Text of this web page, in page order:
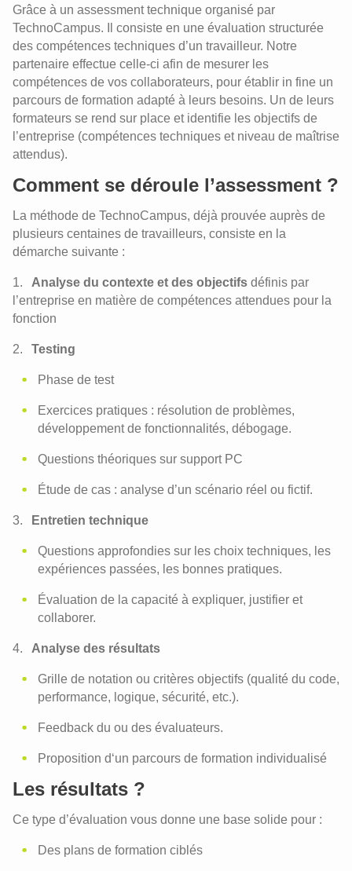
Grâce à un assessment technique organisé par
TechnoCampus. Il consiste en une évaluation structurée
des compétences techniques d’un travailleur. Notre
partenaire effectue celle-ci afin de mesurer les
compétences de vos collaborateurs, pour établir in fine un
parcours de formation adapté à leurs besoins. Un de leurs
formateurs se rend sur place et identifie les objectifs de
l’entreprise (compétences techniques et niveau de maîtrise
attendus).
Comment se déroule l’assessment ?
La méthode de TechnoCampus, déjà prouvée auprès de
plusieurs centaines de travailleurs, consiste en la
démarche suivante :
Analyse du contexte et des objectifs définis par
l’entreprise en matière de compétences attendues pour la
fonction
Testing
Phase de test
Exercices pratiques : résolution de problèmes,
développement de fonctionnalités, débogage.
Questions théoriques sur support PC
Étude de cas : analyse d’un scénario réel ou fictif.
Entretien technique
Questions approfondies sur les choix techniques, les
expériences passées, les bonnes pratiques.
Évaluation de la capacité à expliquer, justifier et
collaborer.
Analyse des résultats
Grille de notation ou critères objectifs (qualité du code,
performance, logique, sécurité, etc.).
Feedback du ou des évaluateurs.
Proposition d‘un parcours de formation individualisé
Les résultats ?
Ce type d’évaluation vous donne une base solide pour :
Des plans de formation ciblés